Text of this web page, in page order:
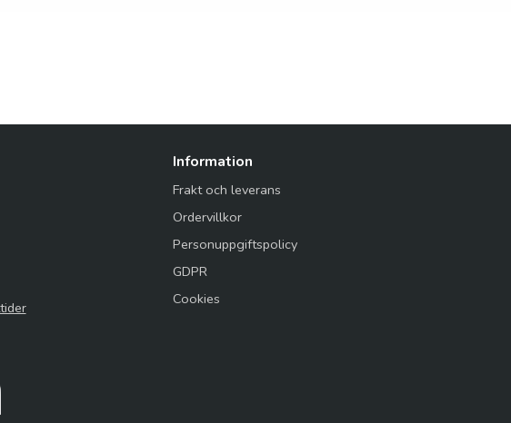
Information
Frakt och leverans
Ordervillkor
Personuppgiftspolicy
GDPR
Cookies